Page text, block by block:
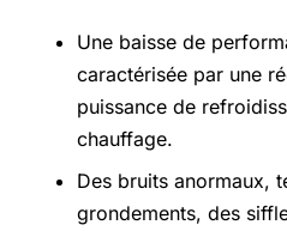
Une baisse de
caractérisée par une
puissance de
chauffage.
Des bruits anormaux,
grondements, des